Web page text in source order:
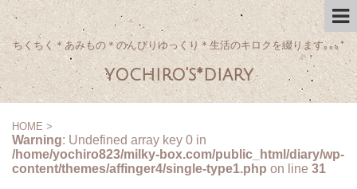
ちくちく＊あみもの＊のんびりゆっくり＊生活のキロクを綴ります｡｡｡*
yochiro's*diary
HOME >
Warning: Undefined array key 0 in
/home/yochiro823/milky-box.com/public_html/diary/wp-
content/themes/affinger4/single-type1.php on line 31